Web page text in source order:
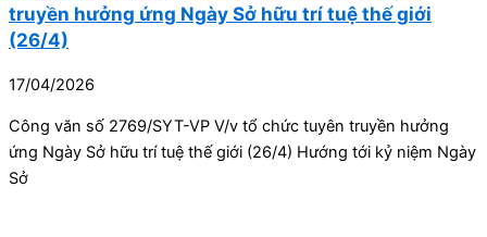
truyền hưởng ứng Ngày Sở hữu trí tuệ thế giới
(26/4)
17/04/2026
Công văn số 2769/SYT-VP V/v tổ chức tuyên truyền hưởng
ứng Ngày Sở hữu trí tuệ thế giới (26/4) Hướng tới kỷ niệm Ngày
Sở